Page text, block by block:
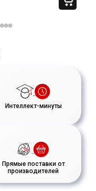
Интеллект-минуты
Прямые поставки от
производителей